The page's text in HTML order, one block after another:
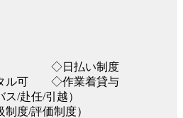
備 ◇日払い制度
タル可 ◇作業着貸与
/赴任/引越）
度/評価制度）